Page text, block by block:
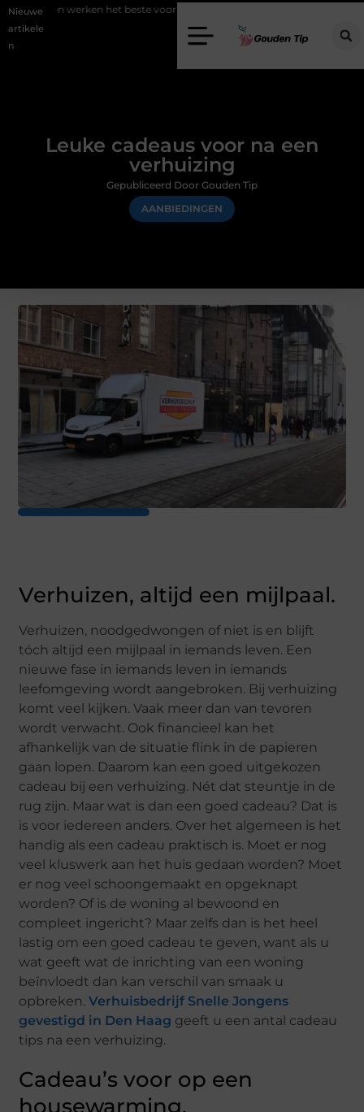
Nieuwe
artikele
n
het beste voor vastgoedmarketing?
Leuke cadeaus voor na een
verhuizing
AANBIEDINGEN
Gepubliceerd Door Gouden Tip
Verhuizen, altijd een mijlpaal.
Verhuizen, noodgedwongen of niet is en blijft
tóch altijd een mijlpaal in iemands leven. Een
nieuwe fase in iemands leven in iemands
leefomgeving wordt aangebroken. Bij verhuizing
komt veel kijken. Vaak meer dan van tevoren
wordt verwacht. Ook financieel kan het
afhankelijk van de situatie flink in de papieren
gaan lopen. Daarom kan een goed uitgekozen
cadeau bij een verhuizing. Nét dat steuntje in de
rug zijn. Maar wat is dan een goed cadeau? Dat is
is voor iedereen anders. Over het algemeen is het
handig als een cadeau praktisch is. Moet er nog
veel kluswerk aan het huis gedaan worden? Moet
er nog veel schoongemaakt en opgeknapt
worden? Of is de woning al bewoond en
compleet ingericht? Maar zelfs dan is het heel
lastig om een goed cadeau te geven, want als u
wat geeft wat de inrichting van een woning
beïnvloedt dan kan verschil van smaak u
opbreken.Verhuisbedrijf Snelle Jongens
gevestigd in Den Haag geeft u een antal cadeau
tips na een verhuizing.
Cadeau’s voor op een
housewarming.